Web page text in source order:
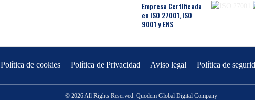
Empresa Certificada
en ISO 27001, ISO
9001 y ENS
Política de cookies Política de Privacidad Aviso legal Política de
© 2026 All Rights Reserved. Quodem Global Digital Company